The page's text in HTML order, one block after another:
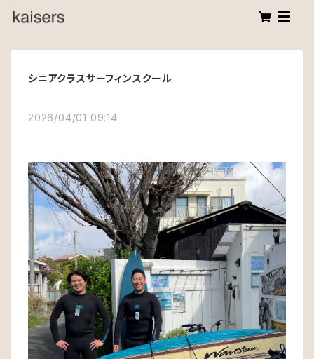
シニアクラスサーフィンスクール
2026/04/01 09:14